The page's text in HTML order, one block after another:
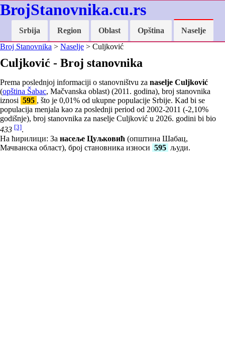
BrojStanovnika.cu.rs
Srbija Region Oblast Opština
Naselje
Broj Stanovnika > Naselje > Culjković
Culjković - Broj stanovnika
Prema poslednjoj informaciji o stanovništvu za naselje Culjković
(opština Šabac, Mačvanska oblast) (2011. godina), broj stanovnika
iznosi 595 , što je 0,01% od ukupne populacije Srbije. Kad bi se
populacija menjala kao za poslednji period od 2002-2011 (-2,10%
godišnje), broj stanovnika za naselje Culjković u 2026. godini bi bio
433 [3].
На ћирилици: За насеље Цуљковић (општина Шабац,
Мачванска област), број становника износи 595 људи.